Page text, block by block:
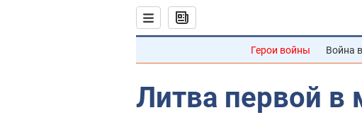
Герои войны Война
Литва первой в